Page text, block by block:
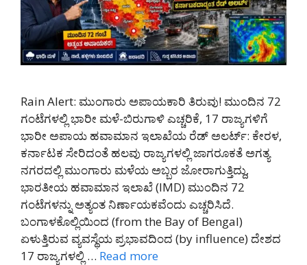
Rain Alert: ಮುಂಗಾರು ಅಪಾಯಕಾರಿ ತಿರುವು! ಮುಂದಿನ 72
ಗಂಟೆಗಳಲ್ಲಿ ಭಾರೀ ಮಳೆ-ಬಿರುಗಾಳಿ ಎಚ್ಚರಿಕೆ, 17 ರಾಜ್ಯಗಳಿಗೆ
ಭಾರೀ ಅಪಾಯ ಹವಾಮಾನ ಇಲಾಖೆಯ ರೆಡ್ ಅಲರ್ಟ್: ಕೇರಳ,
ಕರ್ನಾಟಕ ಸೇರಿದಂತೆ ಹಲವು ರಾಜ್ಯಗಳಲ್ಲಿ ಜಾಗರೂಕತೆ ಅಗತ್ಯ
ನಗರದಲ್ಲಿ ಮುಂಗಾರು ಮಳೆಯ ಅಬ್ಬರ ಜೋರಾಗುತ್ತಿದ್ದು,
ಭಾರತೀಯ ಹವಾಮಾನ ಇಲಾಖೆ (IMD) ಮುಂದಿನ 72
ಗಂಟೆಗಳನ್ನು ಅತ್ಯಂತ ನಿರ್ಣಾಯಕವೆಂದು ಎಚ್ಚರಿಸಿದೆ.
ಬಂಗಾಳಕೊಲ್ಲಿಯಿಂದ (from the Bay of Bengal)
ಏಳುತ್ತಿರುವ ವ್ಯವಸ್ಥೆಯ ಪ್ರಭಾವದಿಂದ (by influence) ದೇಶದ
17 ರಾಜ್ಯಗಳಲ್ಲಿ … Read more